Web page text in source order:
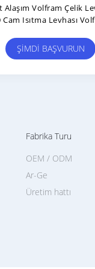
Alaşım Kollimatör
Volfram Karbid
ŞIMDI BAŞVURUN
Fabrika Turu
Üretim hattı
OEM / ODM
Ar-Ge